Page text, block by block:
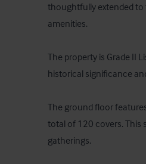
thoughtfully extended to
amenities.
The property is Grade II
historical significance
The ground floor
total of 120 covers. This
gatherings.